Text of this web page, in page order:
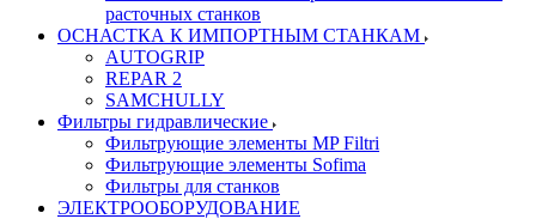
расточных станков
ОСНАСТКА К ИМПОРТНЫМ СТАНКАМ
AUTOGRIP
REPAR 2
SAMCHULLY
Фильтры гидравлические
Фильтрующие элементы MP Filtri
Фильтрующие элементы Sofima
Фильтры для станков
ЭЛЕКТРООБОРУДОВАНИЕ